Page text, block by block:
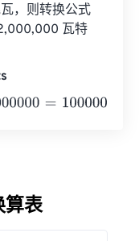
，则转换公式
瓦特
10000000 Watts
算表